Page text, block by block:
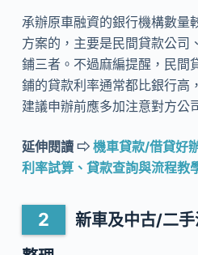
承辦原車融資的銀行機構數量
方案的，主要是民間貸款公司
鋪三者。不過麻編提醒，民間
鋪的貸款利率通常都比銀行高
建議申辦前應多加注意對方公
延伸閱讀 ⇨ 機車貸款/借貸好
利率試算、貸款查詢與流程教
新車及中古/二